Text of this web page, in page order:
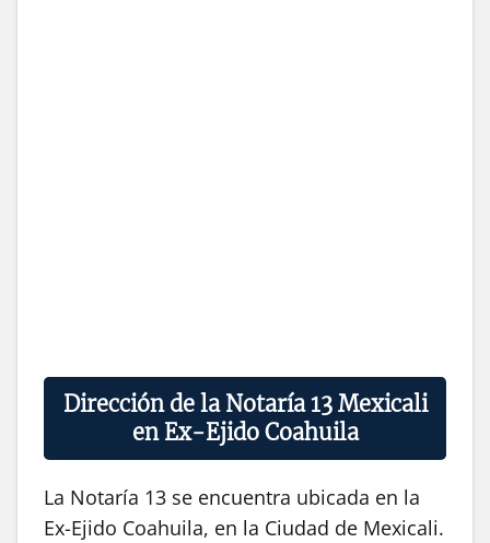
Dirección de la Notaría 13 Mexicali
en Ex-Ejido Coahuila
La Notaría 13 se encuentra ubicada en la
Ex-Ejido Coahuila, en la Ciudad de Mexicali.